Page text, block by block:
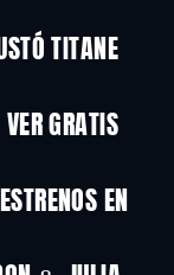
TITANE
GRATIS
EN